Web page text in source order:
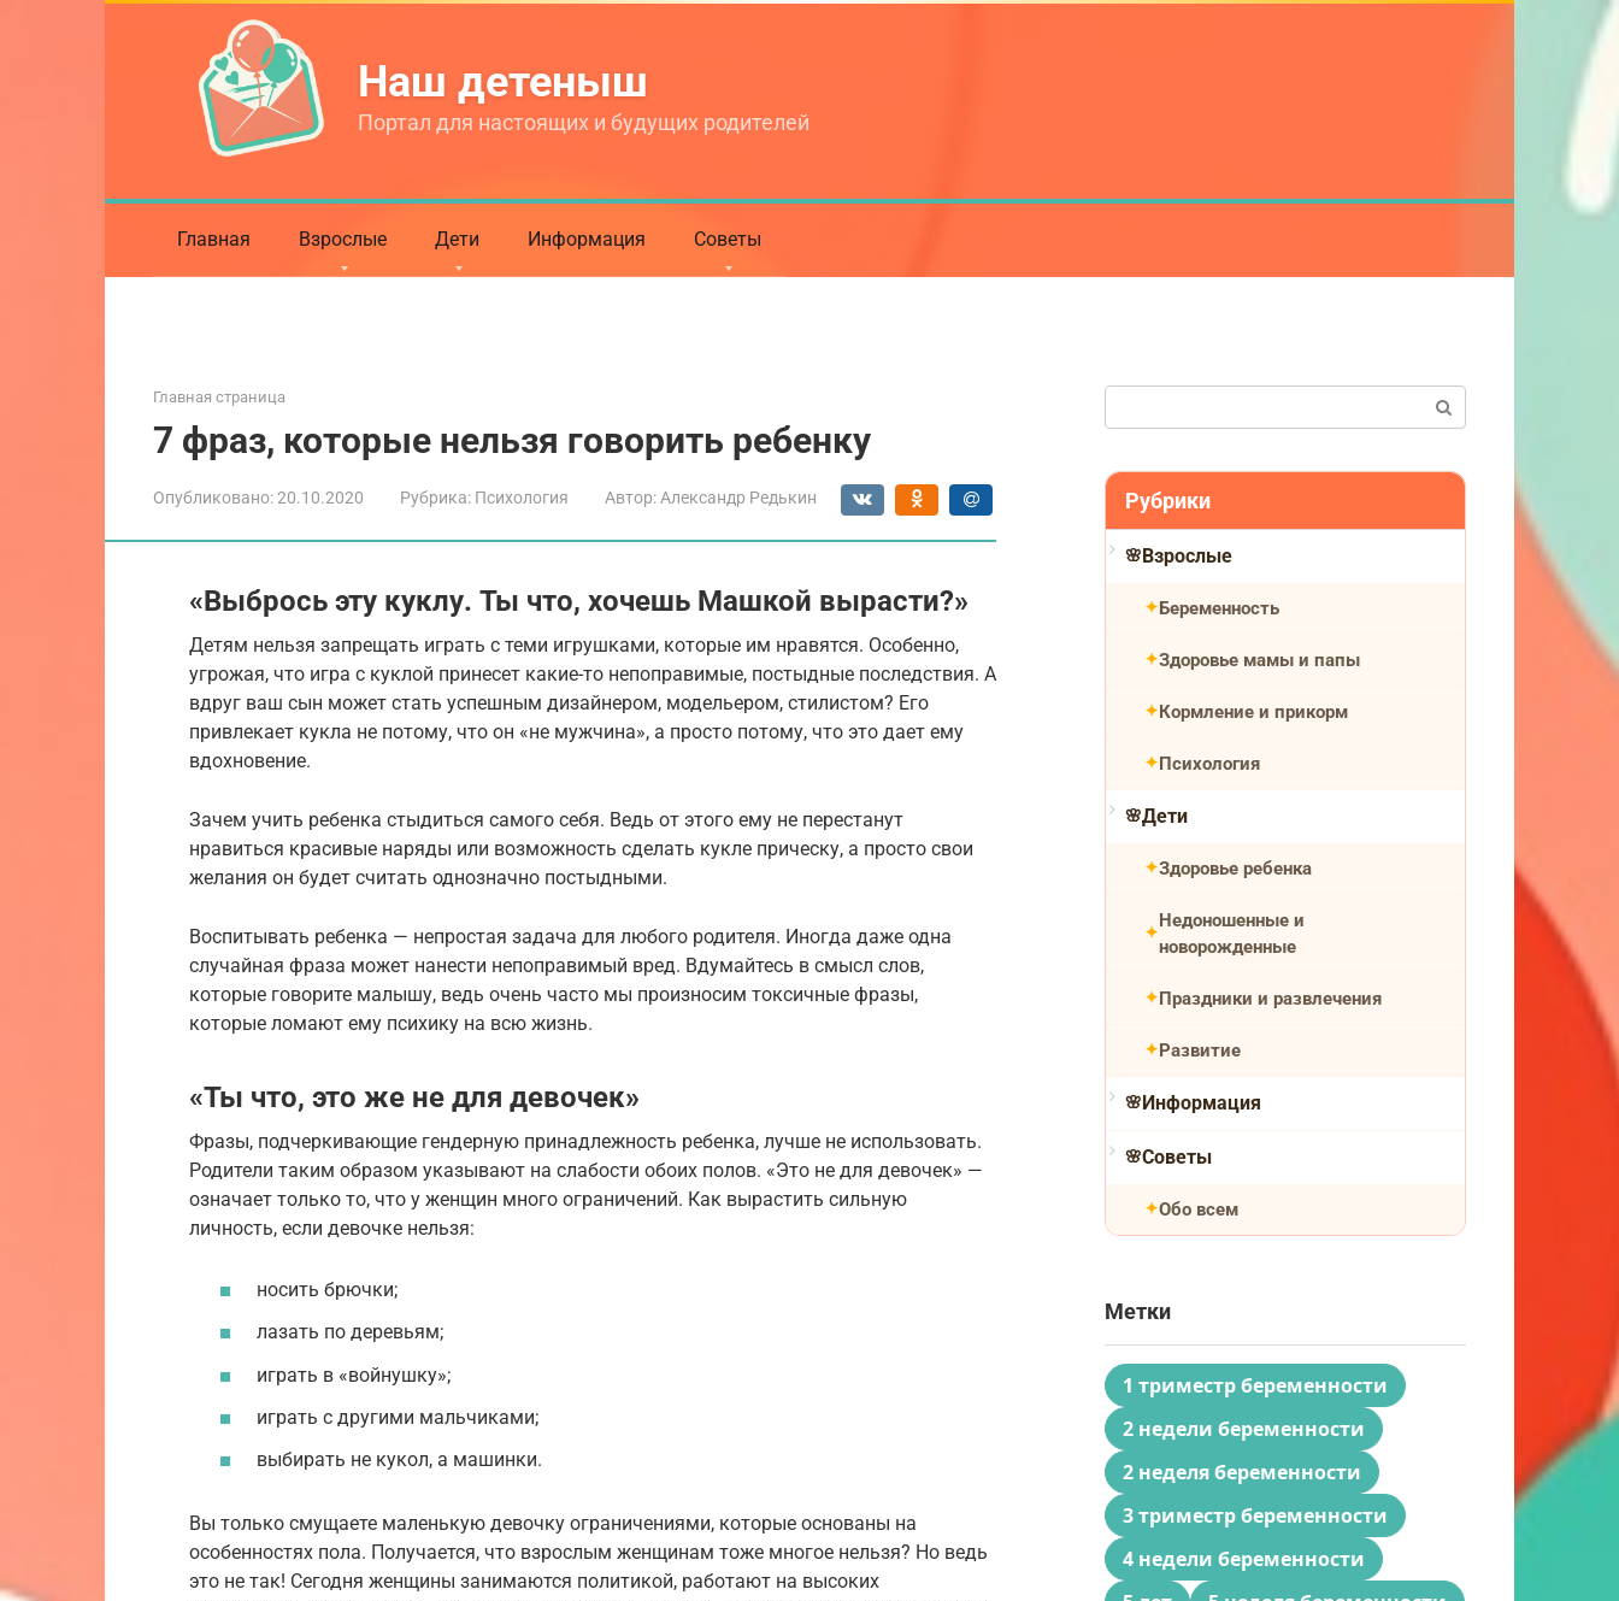
Наш детеныш
Портал для настоящих и будущих родителей
Главная Взрослые Дети Информация Советы
Главная страница
7 фраз, которые нельзя говорить ребенку
Опубликовано:20.10.2020 Рубрика: Психология Автор: Александр Редькин
«Выбрось эту куклу. Ты что, хочешь Машкой вырасти?»
Детям нельзя запрещать играть с теми игрушками, которые им нравятся. Особенно,
угрожая, что игра с куклой принесет какие-то непоправимые, постыдные последствия. А
вдруг ваш сын может стать успешным дизайнером, модельером, стилистом? Его
привлекает кукла не потому, что он «не мужчина», а просто потому, что это дает ему
вдохновение.
Зачем учить ребенка стыдиться самого себя. Ведь от этого ему не перестанут
нравиться красивые наряды или возможность сделать кукле прическу, а просто свои
желания он будет считать однозначно постыдными.
Воспитывать ребенка — непростая задача для любого родителя. Иногда даже одна
случайная фраза может нанести непоправимый вред. Вдумайтесь в смысл слов,
которые говорите малышу, ведь очень часто мы произносим токсичные фразы,
которые ломают ему психику на всю жизнь.
«Ты что, это же не для девочек»
Фразы, подчеркивающие гендерную принадлежность ребенка, лучше не использовать.
Родители таким образом указывают на слабости обоих полов. «Это не для девочек» —
означает только то, что у женщин много ограничений. Как вырастить сильную
личность, если девочке нельзя:
носить брючки;
лазать по деревьям;
играть в «войнушку»;
играть с другими мальчиками;
выбирать не кукол, а машинки.
Вы только смущаете маленькую девочку ограничениями, которые основаны на
особенностях пола. Получается, что взрослым женщинам тоже многое нельзя? Но ведь
это не так! Сегодня женщины занимаются политикой, работают на высоких
Рубрики
Взрослые
Беременность
Здоровье мамы и папы
Кормление и прикорм
Психология
Дети
Здоровье ребенка
Недоношенные и
новорожденные
Праздники и развлечения
Развитие
Информация
Советы
Обо всем
Метки
1 триместр беременности
2 недели беременности
2 неделя беременности
3 триместр беременности
4 недели беременности